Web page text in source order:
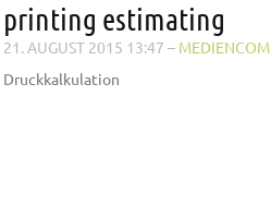
printing estimating
21. AUGUST 2015 13:47 – MEDIENCOM
Druckkalkulation